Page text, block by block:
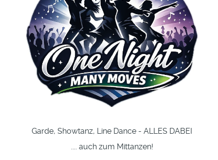
Garde, Showtanz, Line Dance - ALLES DABEI
.... auch zum Mittanzen!